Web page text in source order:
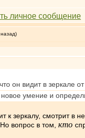
он видит в зеркале
новое умение и
зеркалу, смотрит в
вопрос в том, кто